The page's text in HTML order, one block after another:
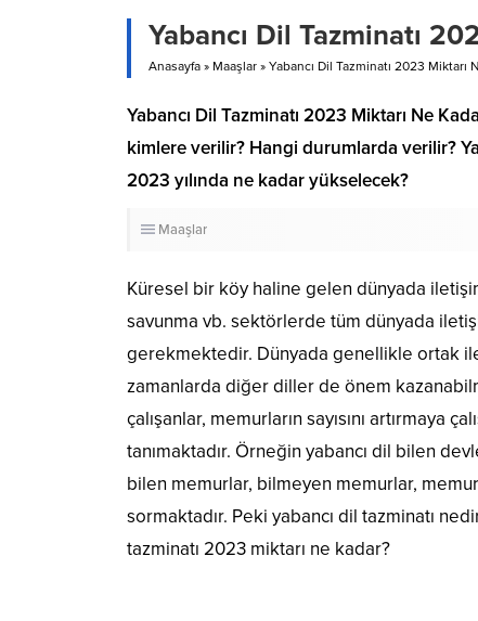
Yabancı Dil Tazminatı
Anasayfa » Maaşlar » Yabancı Dil Tazminatı 2023 Miktarı
Yabancı Dil Tazminatı 2023 Miktarı Ne
kimlere verilir? Hangi durumlarda verilir?
2023 yılında ne kadar yükselecek?
Maaşlar
Küresel bir köy haline gelen dünyada
savunma vb. sektörlerde tüm dünyada
gerekmektedir. Dünyada genellikle ortak
zamanlarda diğer diller de önem
çalışanlar, memurların sayısını artırmaya
tanımaktadır. Örneğin yabancı dil bilen
bilen memurlar, bilmeyen memurlar,
sormaktadır. Peki yabancı dil tazminatı
tazminatı 2023 miktarı ne kadar?